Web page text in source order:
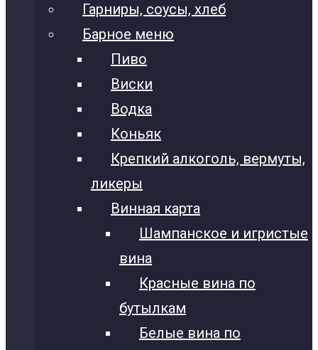
Гарниры, соусы, хлеб
Барное меню
Пиво
Виски
Водка
Коньяк
Крепкий алкоголь, вермуты,
ликеры
Винная карта
Шампанское и игристые
вина
Красные вина по
бутылкам
Белые вина по